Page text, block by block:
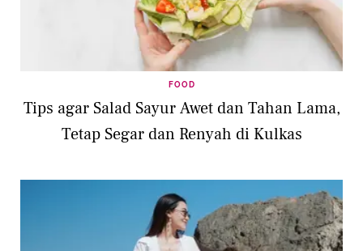
FOOD
Tips agar Salad Sayur Awet dan Tahan Lama,
Tetap Segar dan Renyah di Kulkas